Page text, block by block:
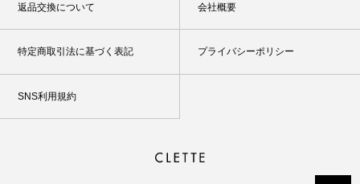
返品交換について 会社概要
特定商取引法に基づく表記 プライバシーポリシー
SNS利用規約